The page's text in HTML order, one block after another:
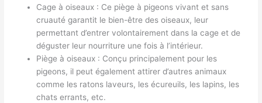
Cage à oiseaux : Ce piège à pigeons vivant et sans
cruauté garantit le bien-être des oiseaux, leur
permettant d’entrer volontairement dans la cage et de
déguster leur nourriture une fois à l’intérieur.
Piège à oiseaux : Conçu principalement pour les
pigeons, il peut également attirer d’autres animaux
comme les ratons laveurs, les écureuils, les lapins, les
chats errants, etc.